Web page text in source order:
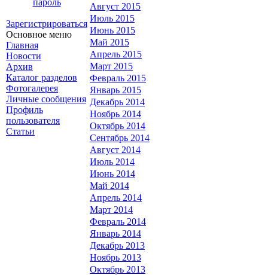
пароль
Зарегистрироваться
Основное меню
Главная
Новости
Архив
Каталог разделов
Фотогалерея
Личные сообщения
Профиль
пользователя
Статьи
Август 2015
Июль 2015
Июнь 2015
Май 2015
Апрель 2015
Март 2015
Февраль 2015
Январь 2015
Декабрь 2014
Ноябрь 2014
Октябрь 2014
Сентябрь 2014
Август 2014
Июль 2014
Июнь 2014
Май 2014
Апрель 2014
Март 2014
Февраль 2014
Январь 2014
Декабрь 2013
Ноябрь 2013
Октябрь 2013